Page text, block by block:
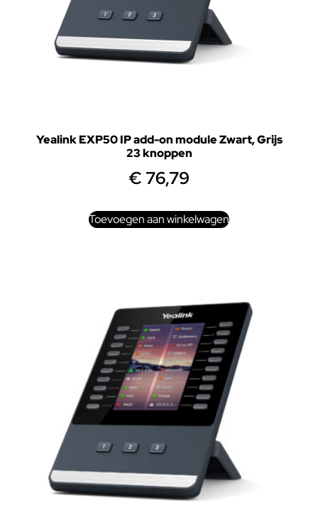
Yealink EXP50 IP add-on module Zwart, Grijs
23 knoppen
€ 76,79
Toevoegen aan winkelwagen